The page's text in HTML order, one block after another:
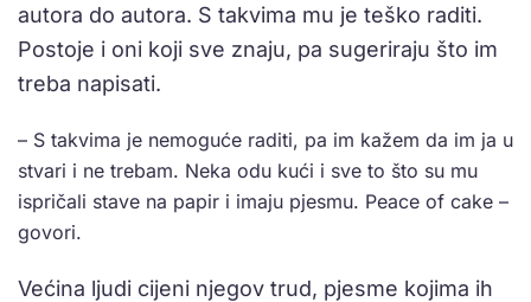
autora do autora. S takvima mu je teško raditi.
Postoje i oni koji sve znaju, pa sugeriraju što im
treba napisati.
– S takvima je nemoguće raditi, pa im kažem da im ja u
stvari i ne trebam. Neka odu kući i sve to što su mu
ispričali stave na papir i imaju pjesmu. Peace of cake –
govori.
Većina ljudi cijeni njegov trud, pjesme kojima ih